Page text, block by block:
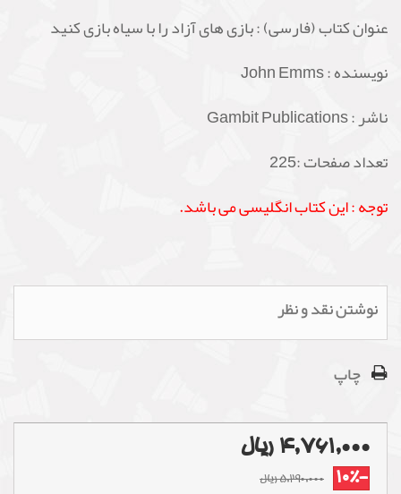
عنوان کتاب (فارسی) : بازی های آزاد را با سیاه بازی کنید
نویسنده : John Emms
ناشر : Gambit Publications
تعداد صفحات :225
توجه : این کتاب انگلیسی می باشد.
نوشتن نقد و نظر
چاپ
4,761,000 ریال
-10% 5,290,000 ریال